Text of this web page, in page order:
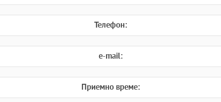
Телефон:
e-mail:
Приемно време: